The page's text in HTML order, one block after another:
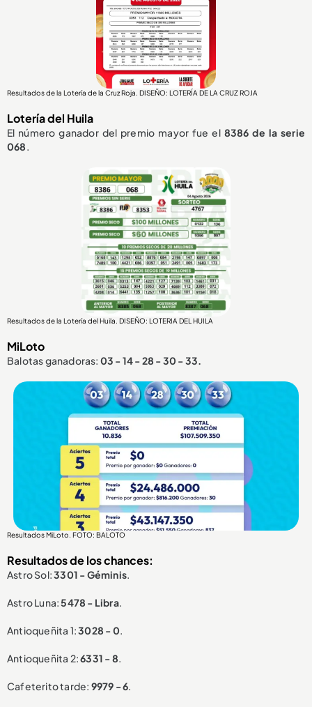
Resultados de la Lotería de la Cruz Roja. DISEÑO: LOTERÍA DE LA CRUZ ROJA
Lotería del Huila
El número ganador del premio mayor fue el 8386 de la serie
068.
Resultados de la Lotería del Huila. DISEÑO: LOTERIA DEL HUILA
MiLoto
Balotas ganadoras: 03 - 14 - 28 - 30 - 33.
Resultados MiLoto. FOTO: BALOTO
Resultados de los chances:
Astro Sol:3301 - Géminis.
Astro Luna:5478 - Libra.
Antioqueñita 1:3028 - 0.
Antioqueñita 2:6331 - 8.
Cafeterito tarde: 9979 - 6.